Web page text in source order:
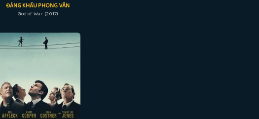
ĐẢNG KHẤU PHONG VÂN
God of War (2017)